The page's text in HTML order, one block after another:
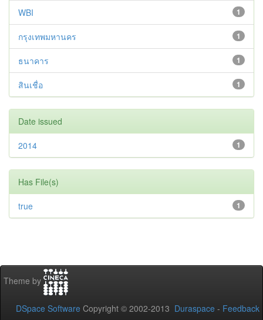
1
WBI
1
กรุงเทพมหานคร
1
ธนาคาร
1
สินเชื่อ
Date issued
1
2014
Has File(s)
1
true
Theme by
DSpace Software Copyright © 2002-2013 Duraspace - Feedback